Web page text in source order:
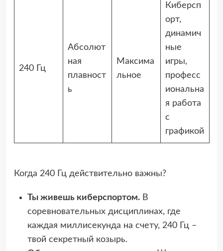
240 Гц
Абсолют
ная
плавност
ь
Максима
льное
Киберсп
орт,
динамич
ные
игры,
професс
иональна
я работа
с
графикой
Когда 240 Гц действительно важны?
Ты живешь киберспортом.В
соревновательных дисциплинах, где
каждая миллисекунда на счету, 240 Гц –
твой секретный козырь.